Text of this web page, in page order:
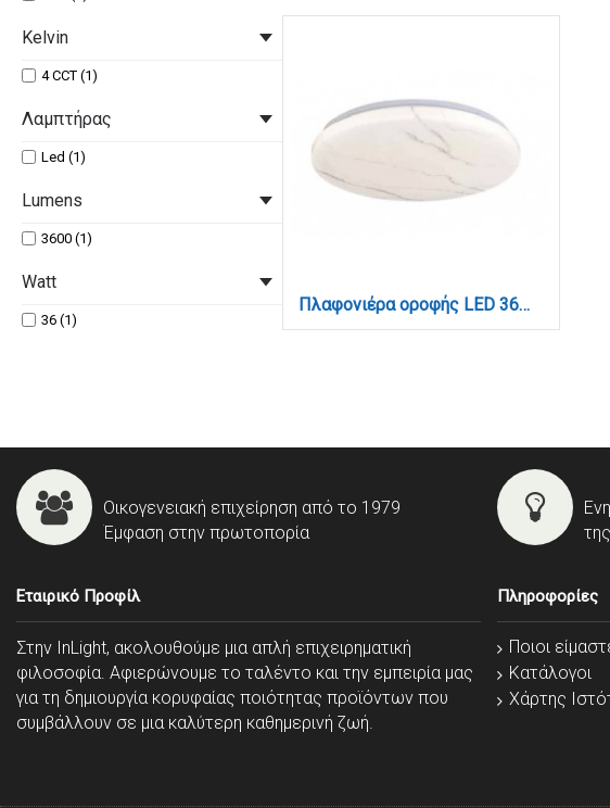
Kelvin
4 CCT (1)
Λαμπτήρας
Led (1)
Lumens
3600 (1)
Watt
36 (1)
Πλαφονιέρα οροφής LED 36W 4cct από λευκό ακρυλικό D:50cm (42050-Α-Λευκό)
Οικογενειακή επιχείρηση από το 1979
Έμφαση στην πρωτοπορία
Εταιρικό Προφίλ
Στην InLight, ακολουθούμε μια απλή επιχειρηματική
φιλοσοφία. Αφιερώνουμε το ταλέντο και την εμπειρία μας
για τη δημιουργία κορυφαίας ποιότητας προϊόντων που
συμβάλλουν σε μια καλύτερη καθημερινή ζωή.
Πληροφορίες
Ποιοι
Κατάλογοι
Χάρτης